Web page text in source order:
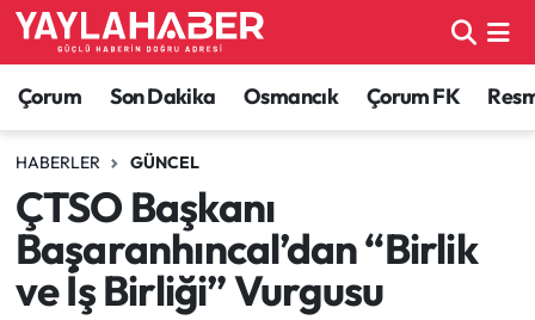
Çorum Son Dakika Osmancık Çorum FK
HABERLER GÜNCEL
ÇTSO Başkanı
Başaranhıncal’dan “Birlik
ve İş Birliği” Vurgusu
Alaca Haberleri
Bayat Haberleri
Bilgi - Keşfet Haberleri
Bilim ve Teknoloji
Çorum Nöbetçi Eczaneler
Çorum Hava Durumu
Çorum Namaz Vakitleri
Çorum Trafik Yoğunluk Haritası